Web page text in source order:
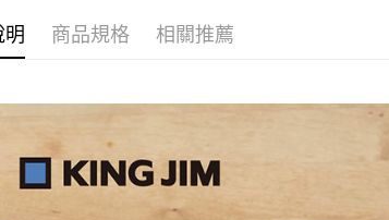
明 商品規格 相關推薦